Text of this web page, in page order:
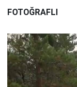
FOTOĞRAFLI